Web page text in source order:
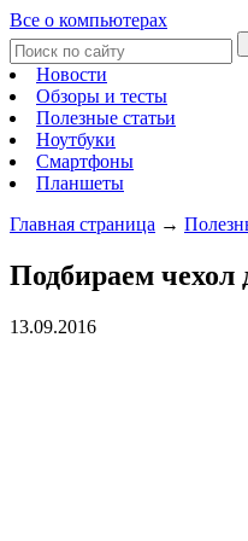
Все о компьютерах
Новости
Обзоры и тесты
Полезные статьи
Ноутбуки
Смартфоны
Планшеты
Главная страница →
Подбираем чехол
13.09.2016